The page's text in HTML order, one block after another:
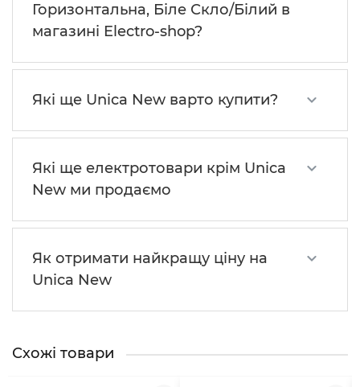
Горизонтальна, Біле Скло/Білий в
магазині Electro-shop?
Які ще Unica New варто купити?
Які ще електротовари крім Unica
New ми продаємо
Як отримати найкращу ціну на
Unica New
Схожі товари